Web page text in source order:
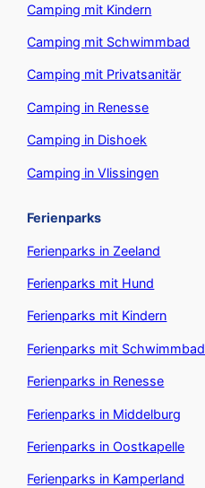
Camping mit Kindern
Camping mit Schwimmbad
Camping mit Privatsanitär
Camping in Renesse
Camping in Dishoek
Camping in Vlissingen
Ferienparks
Ferienparks in Zeeland
Ferienparks mit Hund
Ferienparks mit Kindern
Ferienparks mit Schwimmbad
Ferienparks in Renesse
Ferienparks in Middelburg
Ferienparks in Oostkapelle
Ferienparks in Kamperland